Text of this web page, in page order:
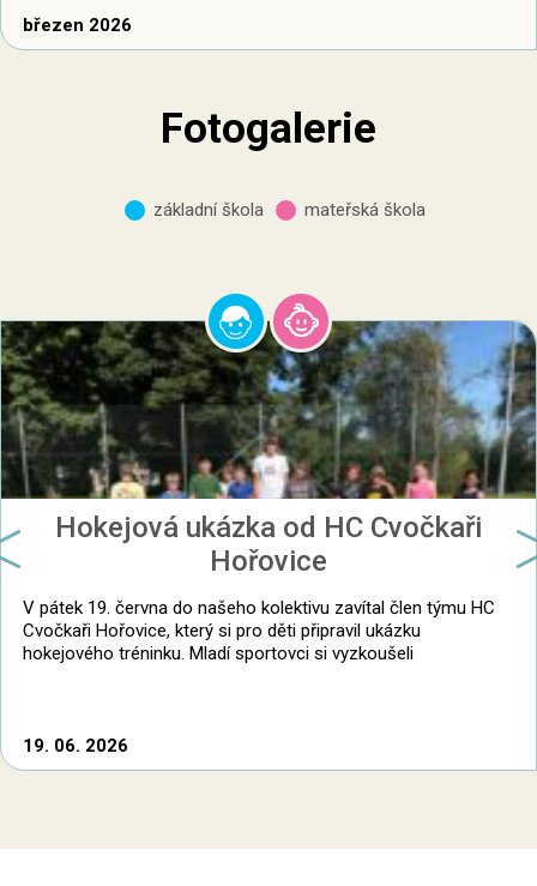
březen 2026
Fotogalerie
základní škola mateřská škola
Hokejová ukázka od HC Cvočkaři
Hořovice
V pátek 19. června do našeho kolektivu zavítal člen týmu HC
Cvočkaři Hořovice, který si pro děti připravil ukázku
hokejového tréninku. Mladí sportovci si vyzkoušeli
19. 06. 2026